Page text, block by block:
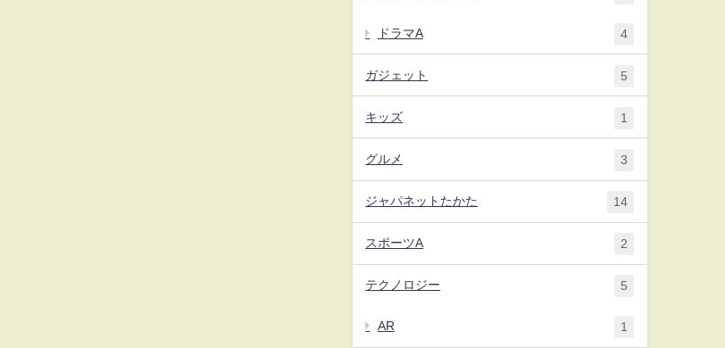
ドラマA 4
ガジェット 5
キッズ 1
グルメ 3
ジャパネットたかた 14
スポーツA 2
テクノロジー 5
AR 1